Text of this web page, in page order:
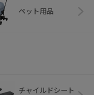
ペット用品
チャイルドシート